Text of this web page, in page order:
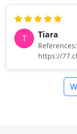
T Tiara
https://